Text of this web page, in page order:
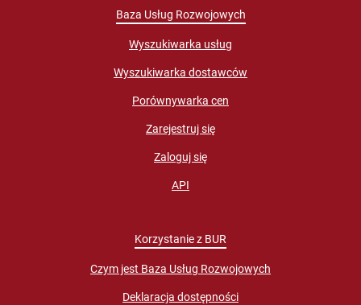
Baza Usług Rozwojowych
Wyszukiwarka usług
Wyszukiwarka dostawców
Porównywarka cen
Zarejestruj się
Zaloguj się
API
Korzystanie z BUR
Czym jest Baza Usług Rozwojowych
Deklaracja dostępności